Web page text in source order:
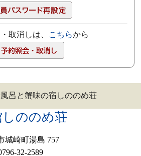
取消しは、 こちらから
呂と蟹味の宿しののめ荘
城崎町湯島 757
32-2589